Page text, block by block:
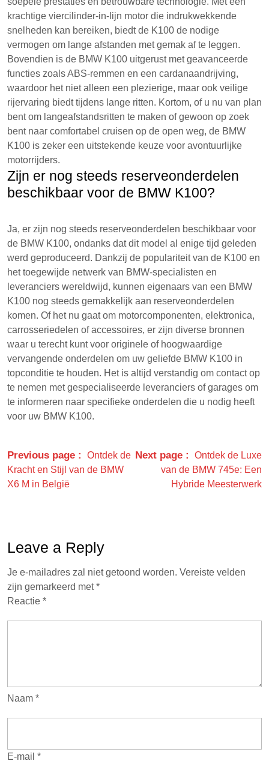
krachtige viercilinder-in-lijn motor die indrukwekkende
snelheden kan bereiken, biedt de K100 de nodige
vermogen om lange afstanden met gemak af te leggen.
Bovendien is de BMW K100 uitgerust met geavanceerde
functies zoals ABS-remmen en een cardanaandrijving,
waardoor het niet alleen een plezierige, maar ook veilige
rijervaring biedt tijdens lange ritten. Kortom, of u nu van plan
bent om langeafstandsritten te maken of gewoon op zoek
bent naar comfortabel cruisen op de open weg, de BMW
K100 is zeker een uitstekende keuze voor avontuurlijke
motorrijders.
Zijn er nog steeds reserveonderdelen
beschikbaar voor de BMW K100?
Ja, er zijn nog steeds reserveonderdelen beschikbaar voor
de BMW K100, ondanks dat dit model al enige tijd geleden
werd geproduceerd. Dankzij de populariteit van de K100 en
het toegewijde netwerk van BMW-specialisten en
leveranciers wereldwijd, kunnen eigenaars van een BMW
K100 nog steeds gemakkelijk aan reserveonderdelen
komen. Of het nu gaat om motorcomponenten, elektronica,
carrosseriedelen of accessoires, er zijn diverse bronnen
waar u terecht kunt voor originele of hoogwaardige
vervangende onderdelen om uw geliefde BMW K100 in
topconditie te houden. Het is altijd verstandig om contact op
te nemen met gespecialiseerde leveranciers of garages om
te informeren naar specifieke onderdelen die u nodig heeft
voor uw BMW K100.
Previous page
Ontdek de
Kracht en Stijl van de BMW
X6 M in België
Next page
Ontdek de Luxe
van de BMW 745e: Een
Hybride Meesterwerk
Leave a Reply
Je e-mailadres zal niet getoond worden. Vereiste velden
zijn gemarkeerd met*
Reactie *
Naam *
E-mail *